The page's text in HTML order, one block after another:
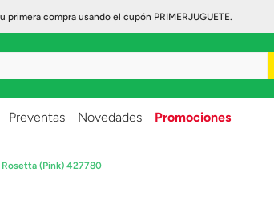
compra usando el cupón PRIMERJUGUETE.
Preventas Novedades Promociones
Rosetta (Pink) 427780